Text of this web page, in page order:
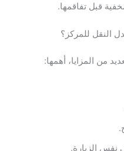
قبل تفاقمها.
النقل للمركز؟
من المزايا، أهمها:
نفس الزيارة.